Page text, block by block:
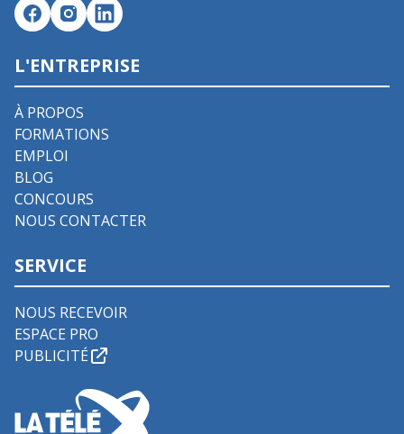
L'ENTREPRISE
À PROPOS
FORMATIONS
EMPLOI
BLOG
CONCOURS
NOUS CONTACTER
SERVICE
NOUS RECEVOIR
ESPACE PRO
PUBLICITÉ